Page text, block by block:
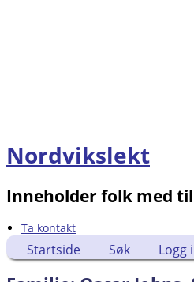
Nordvikslekt
Inneholder folk med
Ta kontakt
Startside Søk Logg